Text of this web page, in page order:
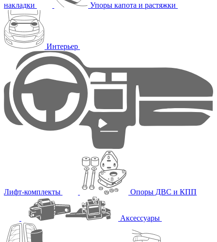
накладки Упоры капота и растяжки
Интерьер
Лифт-комплекты Опоры ДВС и КПП
Аксессуары